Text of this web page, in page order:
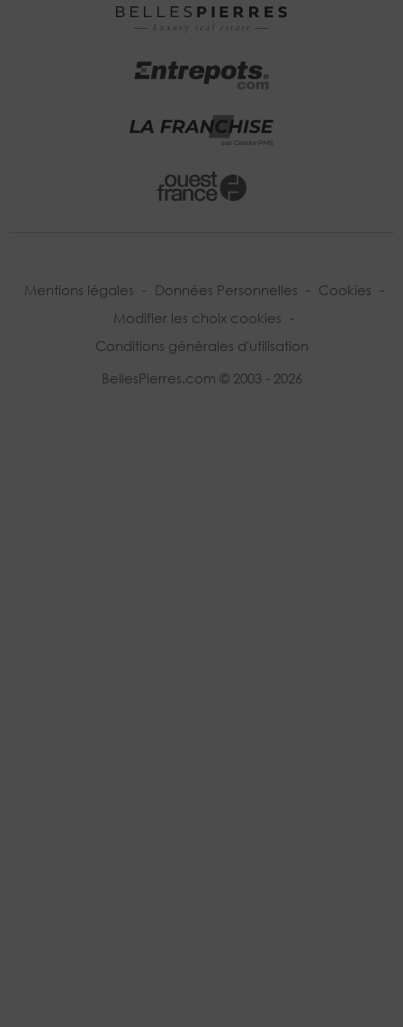
Mentions légales - Données Personnelles - Cookies -
Modifier les choix cookies -
Conditions générales d'utilisation
BellesPierres.com © 2003 - 2026